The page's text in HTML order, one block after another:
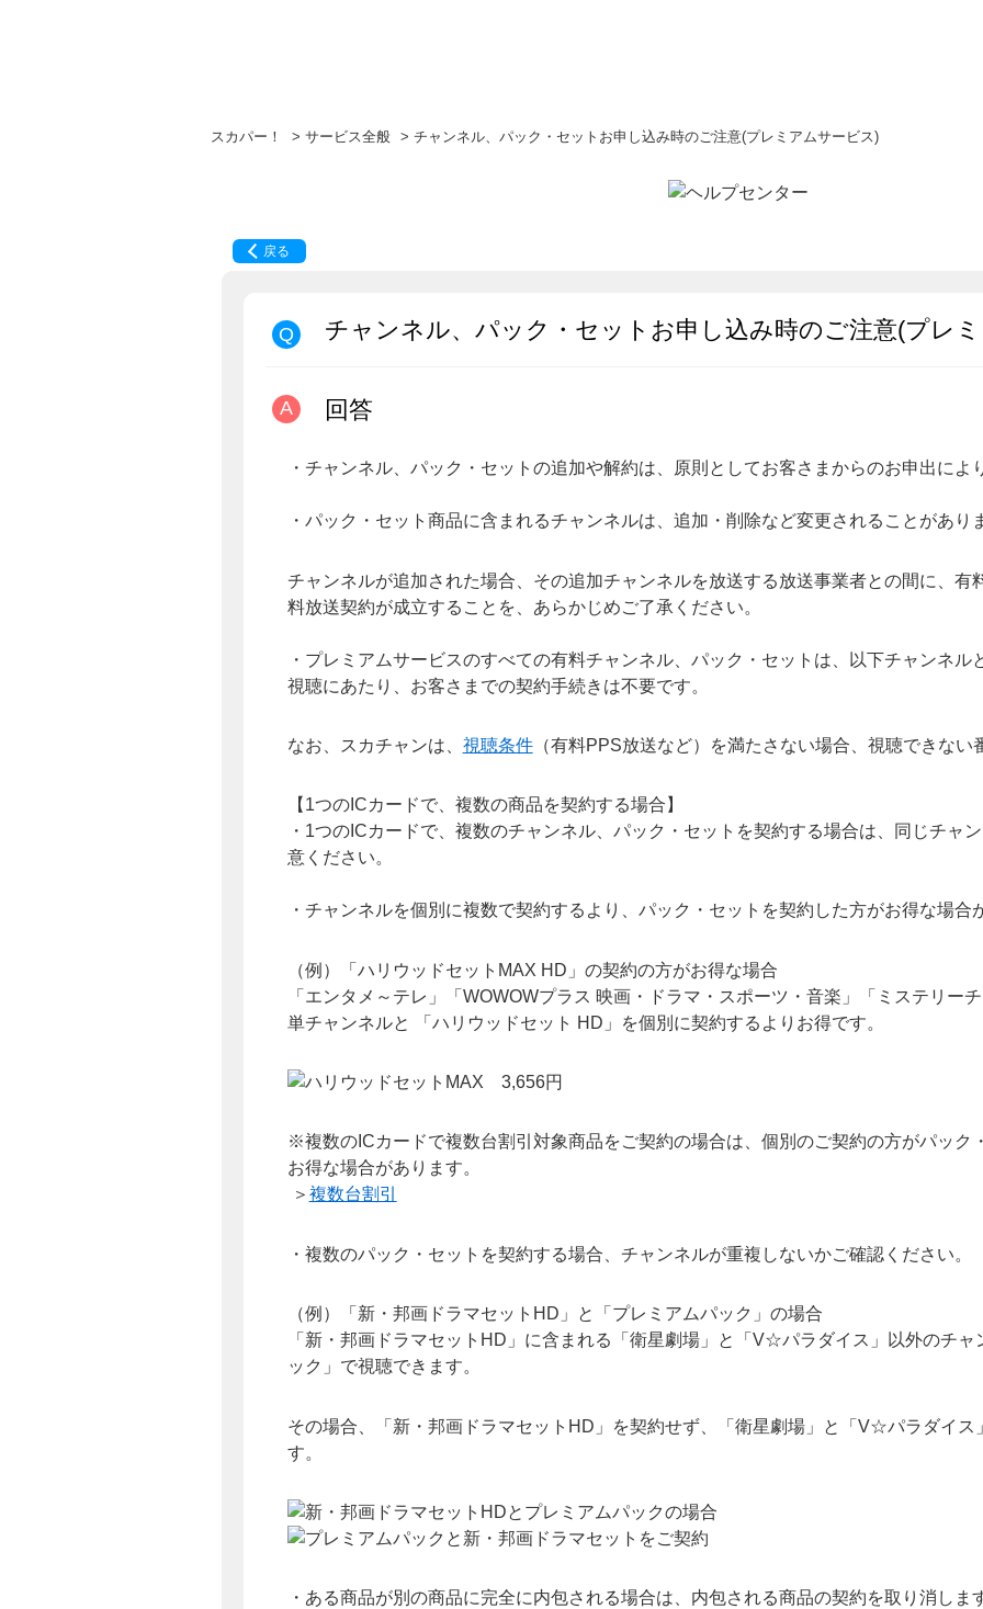
スカパー！ > サービス全般 > チャンネル、パック・セットお申し込み時のご注意(プレミアムサービス)
戻る
チャンネル、パック・セットお申し込み時のご注意(プレ
回答
・チャンネル、パック・セットの追加や解約は、原則としてお客さまからのお申出によ
・パック・セット商品に含まれるチャンネルは、追加・削除など変更されることがあり
チャンネルが追加された場合、その追加チャンネルを放送する放送事業者との間に、有
料放送契約が成立することを、あらかじめご了承ください。
・プレミアムサービスのすべての有料チャンネル、パック・セットは、以下チャンネル
視聴にあたり、お客さまでの契約手続きは不要です。
なお、スカチャンは、 視聴条件（有料PPS放送など）を満たさない場合、視聴できない
【1つのICカードで、複数の商品を契約する場合】
・1つのICカードで、複数のチャンネル、パック・セットを契約する場合は、同じチャ
意ください。
・チャンネルを個別に複数で契約するより、パック・セットを契約した方がお得な場合
（例）「ハリウッドセットMAX HD」の契約の方がお得な場合
「エンタメ～テレ」「WOWOWプラス 映画・ドラマ・スポーツ・音楽」「ミステリー
単チャンネルと 「ハリウッドセット HD」を個別に契約するよりお得です。
※複数のICカードで複数台割引対象商品をご契約の場合は、個別のご契約の方がパック
お得な場合があります。
＞ 複数台割引
・複数のパック・セットを契約する場合、チャンネルが重複しないかご確認ください。
（例）「新・邦画ドラマセットHD」と「プレミアムパック」の場合
「新・邦画ドラマセットHD」に含まれる「衛星劇場」と「V☆パラダイス」以外のチャ
ック」で視聴できます。
その場合、「新・邦画ドラマセットHD」を契約せず、「衛星劇場」と「V☆パラダイス
す。
・ある商品が別の商品に完全に内包される場合は、内包される商品の契約を取り消しま